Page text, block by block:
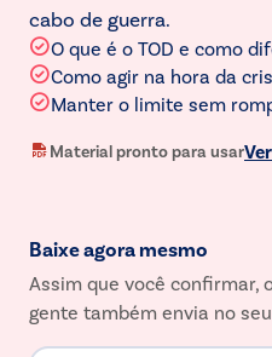
cabo de guerra.
O que é o TOD e como
Como agir na hora da
Manter o limite sem
Material pronto para usar
Baixe agora mesmo
Assim que você confirmar,
gente também envia no